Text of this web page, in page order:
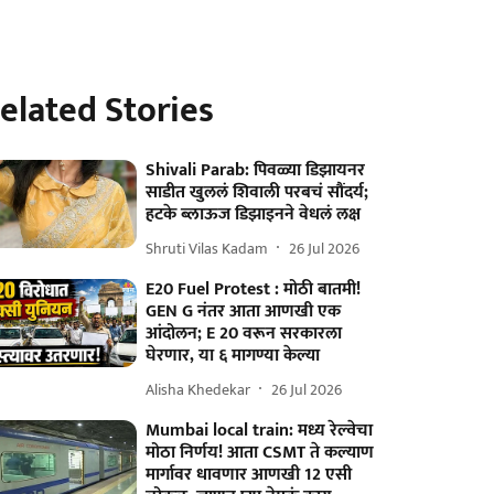
Stories
Shivali Parab: पिवळ्या डिझायनर
साडीत खुललं शिवाली परबचं सौंदर्य;
हटके ब्लाऊज डिझाइनने वेधलं लक्ष
Shruti Vilas Kadam 26 Jul 2026
E20 Fuel Protest : मोठी बातमी!
GEN G नंतर आता आणखी एक
आंदोलन; E 20 वरून सरकारला
घेरणार, या ६ मागण्या केल्या
Alisha Khedekar 26 Jul 2026
Mumbai local train: मध्य रेल्वेचा
मोठा निर्णय! आता CSMT ते कल्याण
मार्गावर धावणार आणखी 12 एसी